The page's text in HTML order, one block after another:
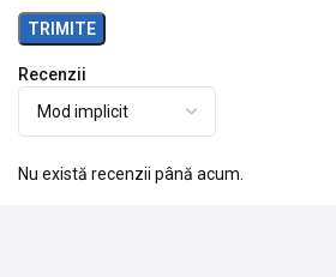
Recenzii
Nu există recenzii până acum.